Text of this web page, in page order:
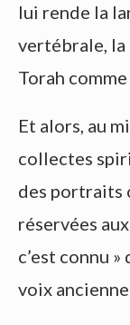
lui rende la
vertébrale,
Torah
Et alors, au
collectes
des portraits
réservées
c’est connu
voix